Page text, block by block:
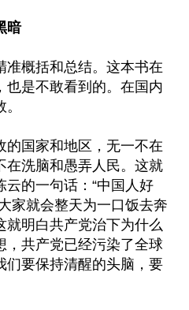
暗
准概括和总结。这本书在
也是不敢看到的。在国内
的国家和地区，无一不在
在洗脑和愚弄人民。这就
的一句话：“中国人好
家就会整天为一口饭去奔
就明白共产党治下为什么
，共产党已经污染了全球
们要保持清醒的头脑，要